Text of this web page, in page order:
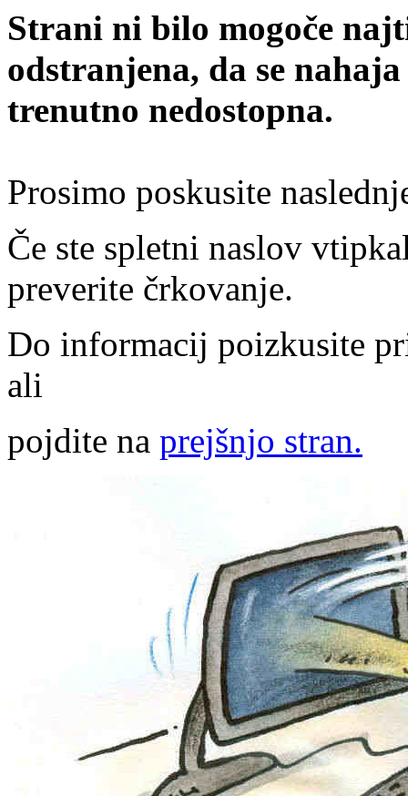
Strani ni bilo mogoče
odstranjena, da se
trenutno nedostopna.
Prosimo poskusite
Če ste spletni naslov
preverite črkovanje.
Do informacij poizkusite
ali
pojdite na prejšnjo stran.